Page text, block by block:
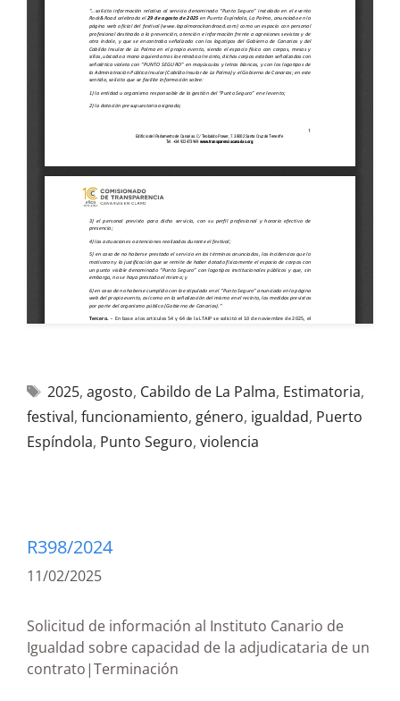
2025, agosto, Cabildo de La Palma, Estimatoria,
festival, funcionamiento, género, igualdad, Puerto
Espíndola, Punto Seguro, violencia
R398/2024
11/02/2025
Solicitud de información al Instituto Canario de
Igualdad sobre capacidad de la adjudicataria de un
contrato|Terminación